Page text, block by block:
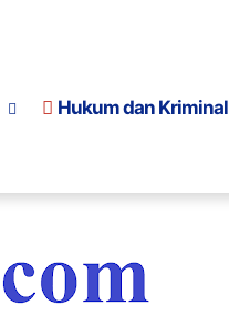
Hukum dan Kriminal